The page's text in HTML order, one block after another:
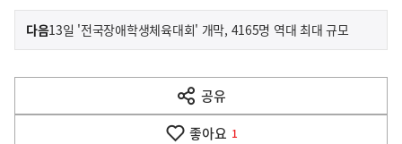
이
전
다
음
다음기
13일 '전국장애학생체육대회' 개막, 4165명 역대 최대 규모
공유
열
기
좋아요 1